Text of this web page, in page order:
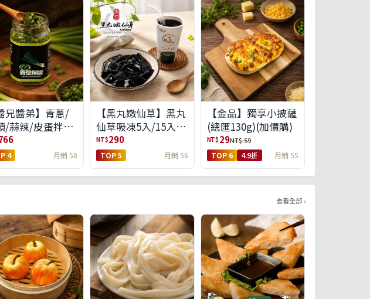
兄醬弟】青蔥/
/蒜辣/皮蛋拌醬
選(免運組)
4 月銷 58
【黑丸嫩仙草】黑丸
仙草吸凍5入/15入
(免運)(預購中8/14出
貨)
NT$290
TOP 5 月銷 56
【金品】獨享小披薩
(總匯130g)(加價購)
NT$ 29NT$ 59
TOP 6 4.9折 月銷 55
查看全部 ›